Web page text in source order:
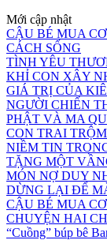
Mới cập nhật
CẬU BÉ MUA
CÁCH SỐNG
TÌNH YÊU
KHỈ CON XÂY
GIÁ TRỊ CỦA
NGƯỜI CHIẾN
PHẬT VÀ MA
CON TRAI
NIỀM TIN
TẶNG MỘT
MÓN NỢ DUY
DỪNG LẠI ĐỂ
CẬU BÉ MUA
CHUYỆN HAI
“Cuồng” búp bê